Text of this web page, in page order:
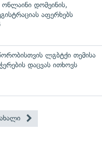
ონლაინი დომეინის,
აფერხებს
ლგბტქი თემისა
დაცვას ითხოვს